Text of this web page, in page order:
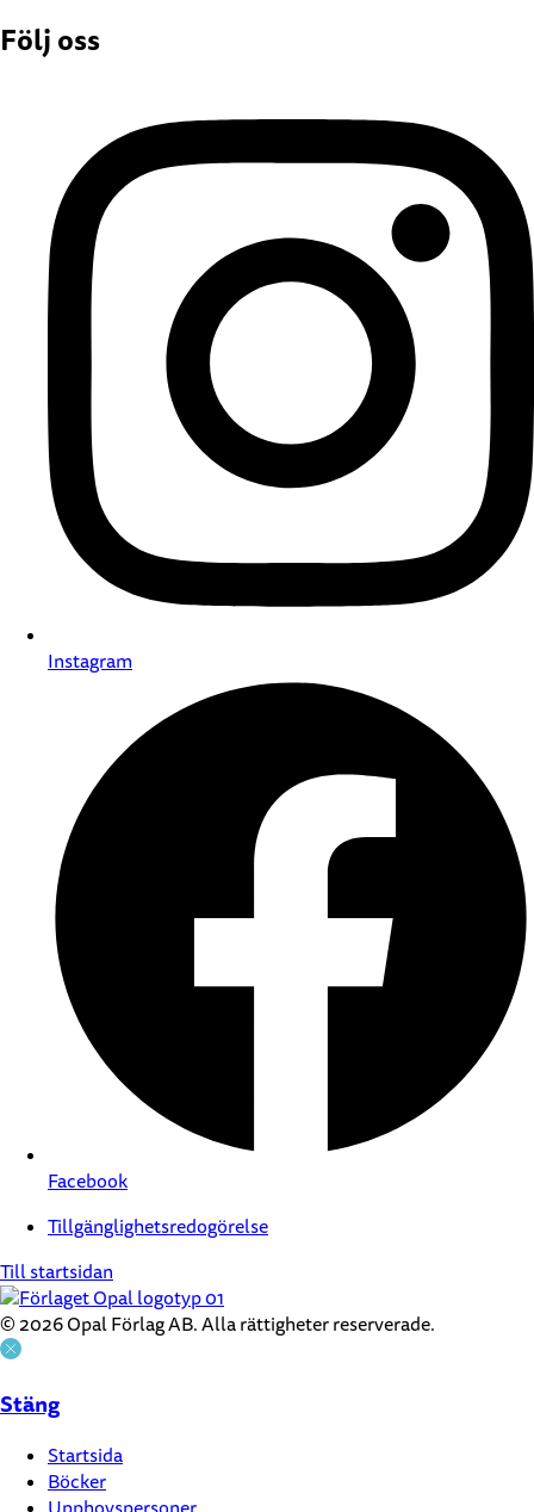
Följ oss
Instagram
Facebook
Tillgänglighetsredogörelse
Till startsidan
© 2026 Opal Förlag AB. Alla rättigheter reserverade.
Stäng
Startsida
Böcker